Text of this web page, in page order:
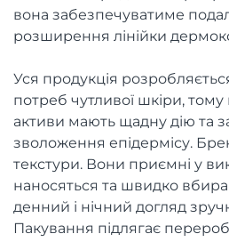
вона забезпечуватиме
розширення лінійки
Уся продукція
потреб чутливої шкіри, тому
активи мають щадну дію та
зволоження епідермісу.
текстури. Вони приємні у
наносяться та швидко
денний і нічний догляд
Пакування підлягає